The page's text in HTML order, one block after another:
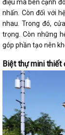
điệu mà bên cạnh
nhấn. Còn đối với
nhau. Trong đó,
trọng. Còn những
góp phần tạo nên
Biệt thự mini thiết